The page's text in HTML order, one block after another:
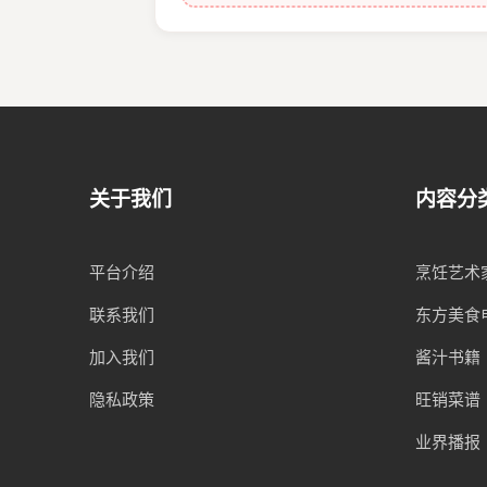
关于我们
平台介绍
联系我们
加入我们
隐私政策
内容分
烹饪艺术
东方美食
酱汁书籍
旺销菜谱
业界播报